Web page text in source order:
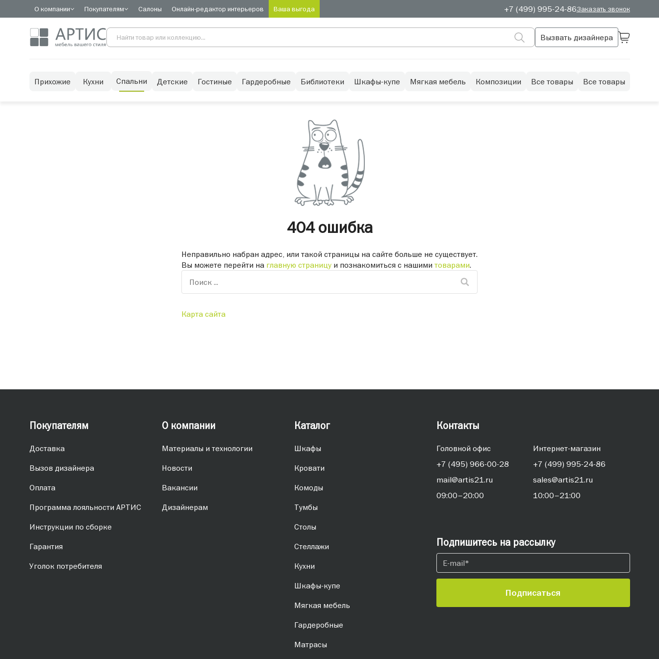
О компании Покупателям Салоны Онлайн-редактор интерьеров Ваша выгода +7 (499) 995-24-86Заказать звонок
Вызвать дизайнера
Прихожие Кухни Спальни Детские Гостиные Гардеробные Библиотеки Шкафы-купе Мягкая мебель Композиции Все товары Все товары
404 ошибка
Неправильно набран адрес, или такой страницы на сайте больше не существует.
Вы можете перейти на главную страницу и познакомиться с нашими товарами.
Карта сайта
Покупателям
Доставка
Вызов дизайнера
Оплата
Программа лояльности АРТИС
Инструкции по сборке
Гарантия
Уголок потребителя
О компании
Материалы и технологии
Новости
Вакансии
Дизайнерам
Каталог
Шкафы
Кровати
Комоды
Тумбы
Столы
Стеллажи
Кухни
Шкафы-купе
Мягкая мебель
Гардеробные
Матрасы
Контакты
Головной офис
+7 (495) 966-00-28
mail@artis21.ru
09:00–20:00
Интернет-магазин
+7 (499) 995-24-86
sales@artis21.ru
10:00–21:00
Подпишитесь на рассылку
Подписаться